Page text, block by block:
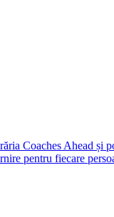
Coaches Ahead
pentru fiecare